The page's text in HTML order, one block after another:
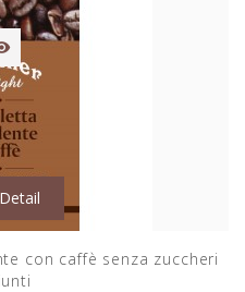
con caffè senza zuccheri